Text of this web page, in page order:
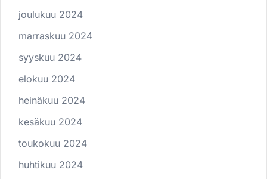
joulukuu 2024
marraskuu 2024
syyskuu 2024
elokuu 2024
heinäkuu 2024
kesäkuu 2024
toukokuu 2024
huhtikuu 2024